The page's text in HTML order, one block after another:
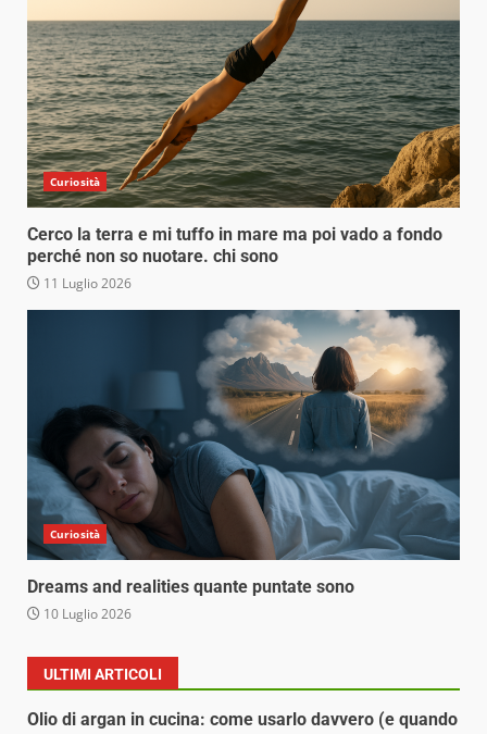
Curiosità
Cerco la terra e mi tuffo in mare ma poi vado a fondo
perché non so nuotare. chi sono
11 Luglio 2026
Curiosità
Dreams and realities quante puntate sono
10 Luglio 2026
ULTIMI ARTICOLI
Olio di argan in cucina: come usarlo davvero (e quando